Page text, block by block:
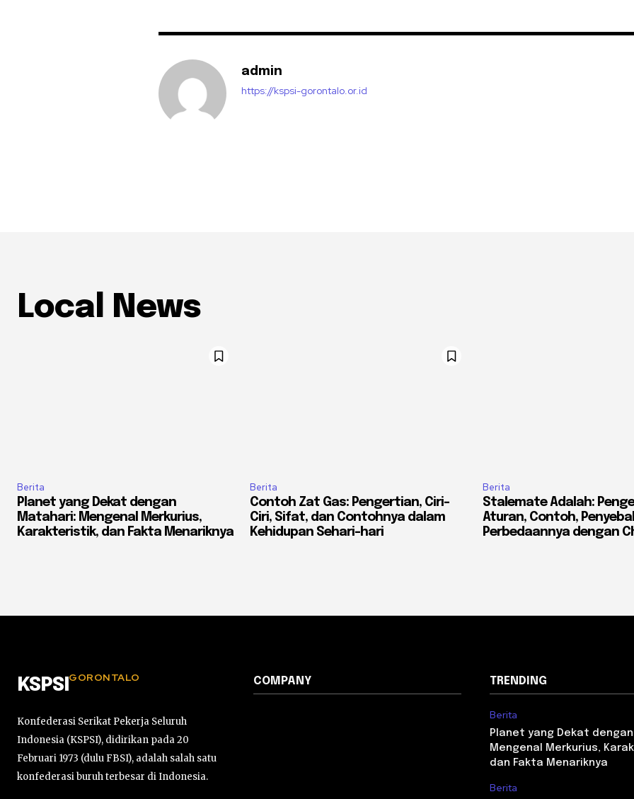
admin
https://kspsi-gorontalo.or.id
Local News
Berita
Planet yang Dekat dengan
Matahari: Mengenal Merkurius,
Karakteristik, dan Fakta Menariknya
Berita
Contoh Zat Gas: Pengertian, Ciri-
Ciri, Sifat, dan Contohnya dalam
Kehidupan Sehari-hari
Berita
Stalemate Adalah:
Aturan, Contoh,
Perbedaannya dengan
KSPSI GORONTALO
Konfederasi Serikat Pekerja Seluruh
Indonesia (KSPSI), didirikan pada 20
Februari 1973 (dulu FBSI), adalah salah satu
konfederasi buruh terbesar di Indonesia.
COMPANY TRENDING
Berita
Planet yang Dekat
Mengenal Merkurius,
dan Fakta Menariknya
Berita